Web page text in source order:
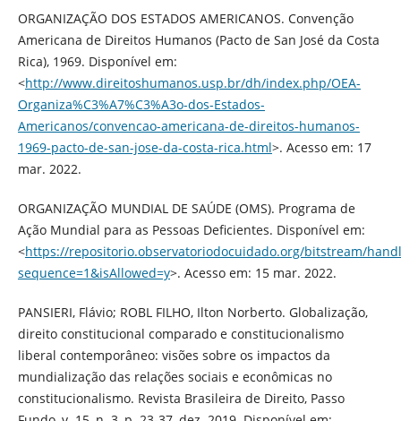
ORGANIZAÇÃO DOS ESTADOS AMERICANOS. Convenção
Americana de Direitos Humanos (Pacto de San José da Costa
Rica), 1969. Disponível em:
<http://www.direitoshumanos.usp.br/dh/index.php/OEA-
Organiza%C3%A7%C3%A3o-dos-Estados-
Americanos/convencao-americana-de-direitos-humanos-
1969-pacto-de-san-jose-da-costa-rica.html>. Acesso em: 17
mar. 2022.
ORGANIZAÇÃO MUNDIAL DE SAÚDE (OMS). Programa de
Ação Mundial para as Pessoas Deficientes. Disponível em:
<https://repositorio.observatoriodocuidado.org/bitstream/
sequence=1&isAllowed=y>. Acesso em: 15 mar. 2022.
PANSIERI, Flávio; ROBL FILHO, Ilton Norberto. Globalização,
direito constitucional comparado e constitucionalismo
liberal contemporâneo: visões sobre os impactos da
mundialização das relações sociais e econômicas no
constitucionalismo. Revista Brasileira de Direito, Passo